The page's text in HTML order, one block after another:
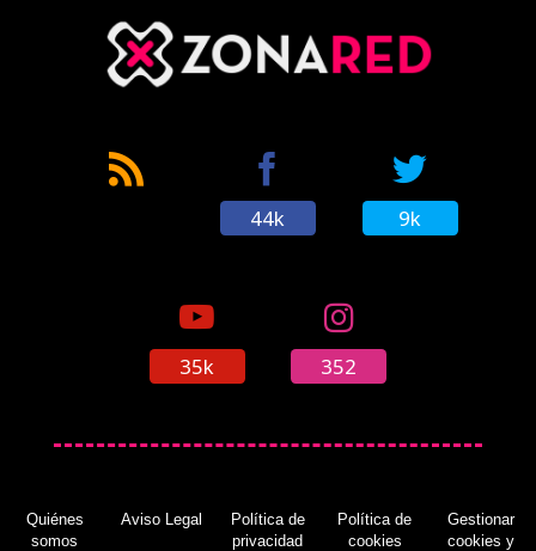
44k 9k
35k 352
Quiénes
somos
Aviso Legal
Política de
privacidad
Política de
cookies
Gestionar
cookies y